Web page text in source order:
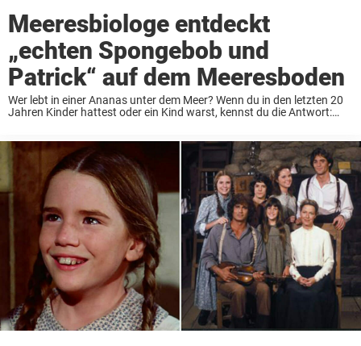
Meeresbiologe entdeckt
„echten Spongebob und
Patrick“ auf dem Meeresboden
Wer lebt in einer Ananas unter dem Meer? Wenn du in den letzten 20
Jahren Kinder hattest oder ein Kind warst, kennst du die Antwort: